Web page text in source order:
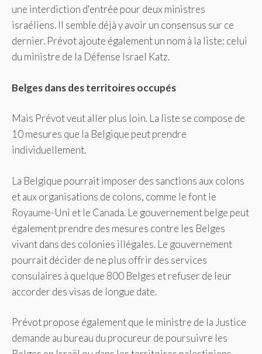
une interdiction d'entrée pour deux ministres
israéliens. Il semble déjà y avoir un consensus sur ce
dernier. Prévot ajoute également un nom à la liste: celui
du ministre de la Défense Israel Katz.
Belges dans des territoires occupés
Mais Prévot veut aller plus loin. La liste se compose de
10 mesures que la Belgique peut prendre
individuellement.
La Belgique pourrait imposer des sanctions aux colons
et aux organisations de colons, comme le font le
Royaume-Uni et le Canada. Le gouvernement belge peut
également prendre des mesures contre les Belges
vivant dans des colonies illégales. Le gouvernement
pourrait décider de ne plus offrir des services
consulaires à quelque 800 Belges et refuser de leur
accorder des visas de longue date.
Prévot propose également que le ministre de la Justice
demande au bureau du procureur de poursuivre les